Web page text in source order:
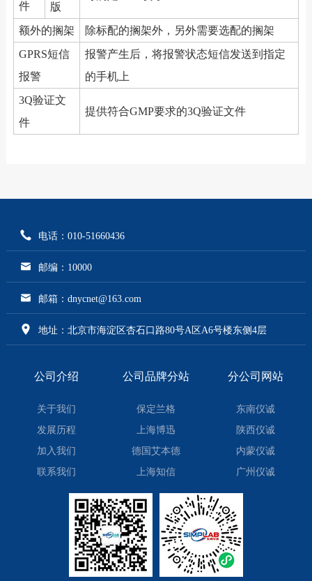
件
版
额外的搁架
除标配的搁架外，另外需要选配的搁架
GPRS短信
报警
报警产生后，将报警状态短信发送到指定
的手机上
3Q验证文
件
提供符合GMP要求的3Q验证文件
电话：010-51660436
邮编：10000
邮箱：dnycnet@163.com
地址：北京市海淀区杏石口路80号A区A6号楼东侧4层
公司介绍
关于我们
发展历程
加入我们
联系我们
公司品牌分站
保定兰格
上海博迅
德国艾本德
上海知信
分公司网站
东南仪诚
陕西仪诚
内蒙仪诚
广州仪诚